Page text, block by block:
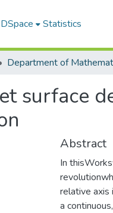
Statistics
Department of
surface
Abstract
In
relative axis
a